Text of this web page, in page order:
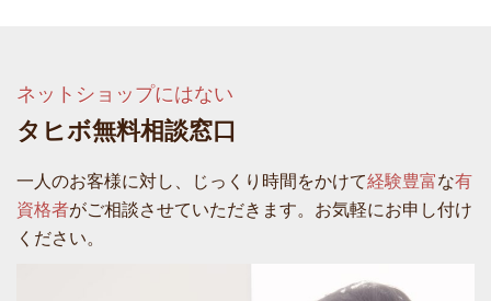
ネットショップにはない
タヒボ無料相談窓口
一人のお客様に対し、じっくり時間をかけて経験豊富な有
資格者がご相談させていただきます。お気軽にお申し付け
ください。